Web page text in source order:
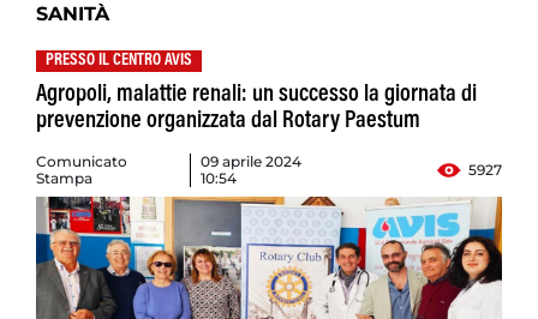
SANITÀ
PRESSO IL CENTRO AVIS
Agropoli, malattie renali: un successo la giornata di
prevenzione organizzata dal Rotary Paestum
Comunicato
Stampa
09 aprile 2024
10:54
5927